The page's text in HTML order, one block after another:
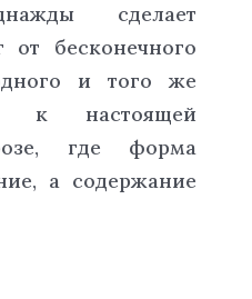
сделает
бесконечного
и того же
к настоящей
где форма
а содержание